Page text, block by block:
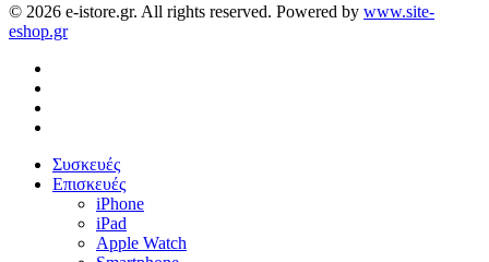
© 2026 e-istore.gr. All rights reserved. Powered by www.site-
eshop.gr
Close
Menu
Συσκευές
Επισκευές
iPhone
iPad
Apple Watch